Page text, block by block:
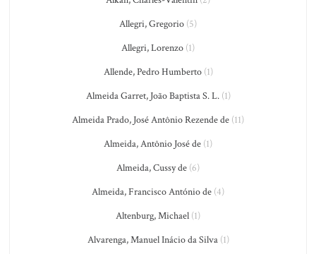
Allegri, Gregorio (5)
Allegri, Lorenzo (1)
Allende, Pedro Humberto(1)
Almeida Garret, João Baptista S. L.(1)
Almeida Prado, José Antônio Rezende de (11)
Almeida, Antônio José de (1)
Almeida, Cussy de (6)
Almeida, Francisco António de (4)
Altenburg, Michael (1)
Alvarenga, Manuel Inácio da Silva(1)